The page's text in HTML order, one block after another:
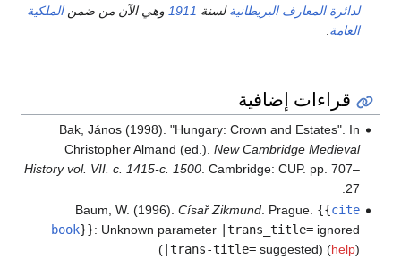
لدائرة المعارف البريطانيةلسنة 1911 وهي الآن من ضمنالملكية
العامة
قراءات إضافية
Bak, János (1998). "Hungary: Crown and Estates". In
Christopher Almand (ed.). New Cambridge Medieval
History vol. VII. c. 1415-c. 1500. Cambridge: CUP. pp. 707–
27.
Baum, W. (1996). Císař Zikmund. Prague. {{cite
book}}: Unknown parameter |trans_title=ignored
(|trans-title=suggested) (help)